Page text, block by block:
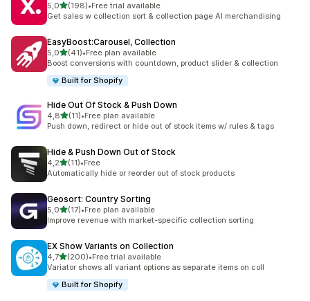
5,0de 5 estrelas
(198)
198 total de avaliações
•Free trial available
Get sales w collection sort & collection page AI merchandising
EasyBoost:Carousel, Collection
5,0de 5 estrelas
(41)
41 total de avaliações
•Free plan available
Boost conversions with countdown, product slider & collection
Built for Shopify
Hide Out Of Stock & Push Down
4,8de 5 estrelas
(11)
11 total de avaliações
•Free plan available
Push down, redirect or hide out of stock items w/ rules & tags
Hide & Push Down Out of Stock
4,2de 5 estrelas
(11)
11 total de avaliações
•Free
Automatically hide or reorder out of stock products
Geosort: Country Sorting
5,0de 5 estrelas
(17)
17 total de avaliações
•Free plan available
Improve revenue with market-specific collection sorting
EX Show Variants on Collection
4,7de 5 estrelas
(200)
200 total de avaliações
•Free trial available
Variator shows all variant options as separate items on coll
Built for Shopify